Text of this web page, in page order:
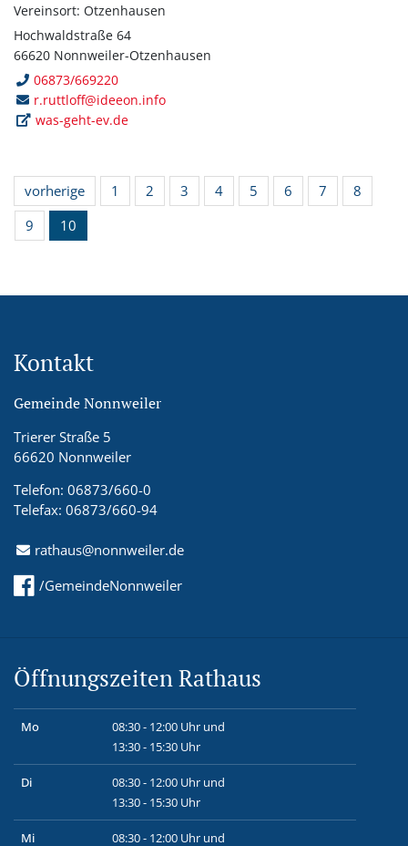
Vereinsort: Otzenhausen
Hochwaldstraße 64
66620 Nonnweiler-Otzenhausen
06873/669220
r.ruttloff@ideeon.info
was-geht-ev.de
vorherige 1 2 3 4 5 6 7
8
9
10
Kontakt
Gemeinde Nonnweiler
Trierer Straße 5
66620 Nonnweiler
Telefon: 06873/660-0
Telefax: 06873/660-94
rathaus@nonnweiler.de
/GemeindeNonnweiler
Öffnungszeiten Rathaus
Mo
08:30 - 12:00 Uhr und
13:30 - 15:30 Uhr
Di
08:30 - 12:00 Uhr und
13:30 - 15:30 Uhr
Mi 08:30 - 12:00 Uhr und